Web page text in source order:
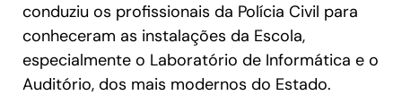
conduziu os profissionais da Polícia Civil para
conheceram as instalações da Escola,
especialmente o Laboratório de Informática e o
Auditório, dos mais modernos do Estado.